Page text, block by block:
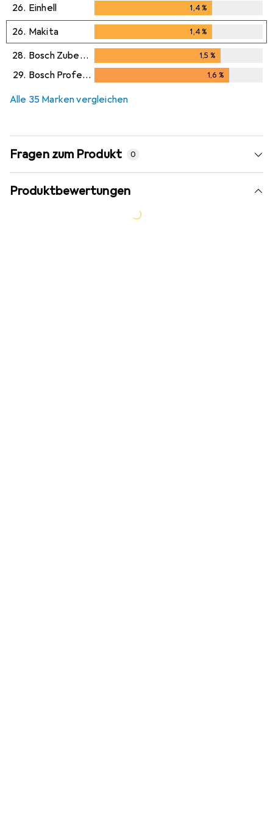
26. Einhell 1,4%
26. Makita 1,4%
28. Bosch Zubehör 1,5 %
29. Bosch Professional 1,6 %
Alle 35 Marken vergleichen
Fragen zum Produkt 0
Produktbewertungen